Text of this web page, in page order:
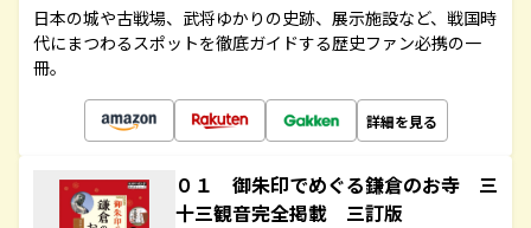
日本の城や古戦場、武将ゆかりの史跡、展示施設など、戦国時
代にまつわるスポットを徹底ガイドする歴史ファン必携の一
冊。
詳細を見る
０１ 御朱印でめぐる鎌倉のお寺 三
十三観音完全掲載 三訂版